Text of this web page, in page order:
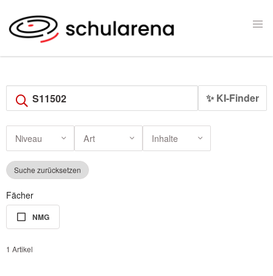
✨ KI-Finder
Niveau Art Inhalte
Suche zurücksetzen
Fächer
NMG
1 Artikel